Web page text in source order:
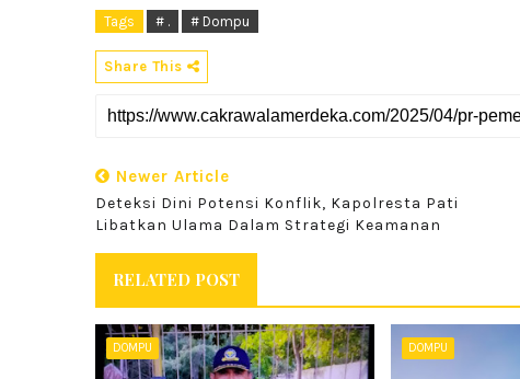
Tags # . # Dompu
Share This
Newer Article
Deteksi Dini Potensi Konflik, Kapolresta Pati
Libatkan Ulama Dalam Strategi Keamanan
RELATED POST
DOMPU DOMPU